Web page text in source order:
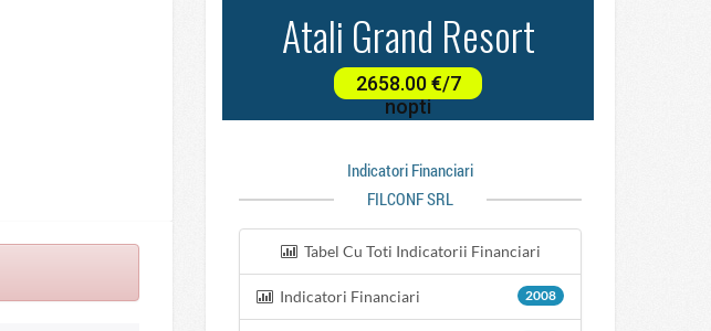
Indicatori Financiari
FILCONF SRL
Tabel Cu Toti Indicatorii Financiari
Indicatori Financiari 2008